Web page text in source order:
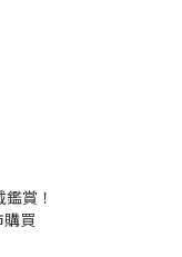
賞！
買